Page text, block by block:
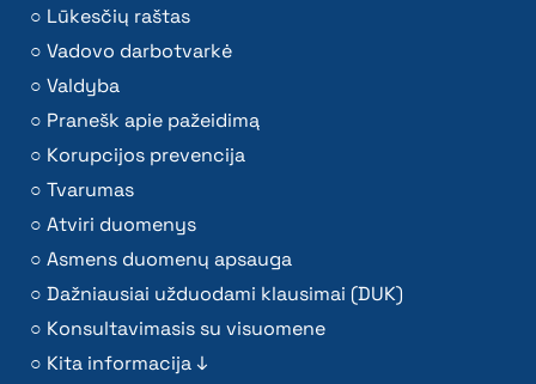
Lūkesčių raštas
Vadovo darbotvarkė
Valdyba
Pranešk apie pažeidimą
Korupcijos prevencija
Tvarumas
Atviri duomenys
Asmens duomenų apsauga
Dažniausiai užduodami klausimai (DUK)
Konsultavimasis su visuomene
Kita informacija ↓